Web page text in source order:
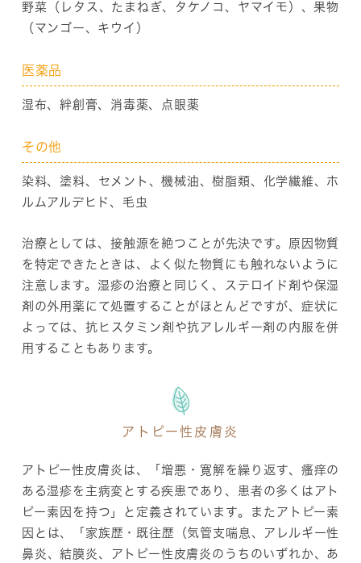
野菜（レタス、たまねぎ、タケノコ、ヤマイモ）、果物
（マンゴー、キウイ）
医薬品
湿布、絆創膏、消毒薬、点眼薬
その他
染料、塗料、セメント、機械油、樹脂類、化学繊維、ホ
ルムアルデヒド、毛虫
治療としては、接触源を絶つことが先決です。原因物質
を特定できたときは、よく似た物質にも触れないように
注意します。湿疹の治療と同じく、ステロイド剤や保湿
剤の外用薬にて処置することがほとんどですが、症状に
よっては、抗ヒスタミン剤や抗アレルギー剤の内服を併
用することもあります。
アトピー性皮膚炎
アトピー性皮膚炎は、「増悪・寛解を繰り返す、瘙痒の
ある湿疹を主病変とする疾患であり、患者の多くはアト
ピー素因を持つ」と定義されています。またアトピー素
因とは、「家族歴・既往歴（気管支喘息、アレルギー性
鼻炎、結膜炎、アトピー性皮膚炎のうちのいずれか、あ